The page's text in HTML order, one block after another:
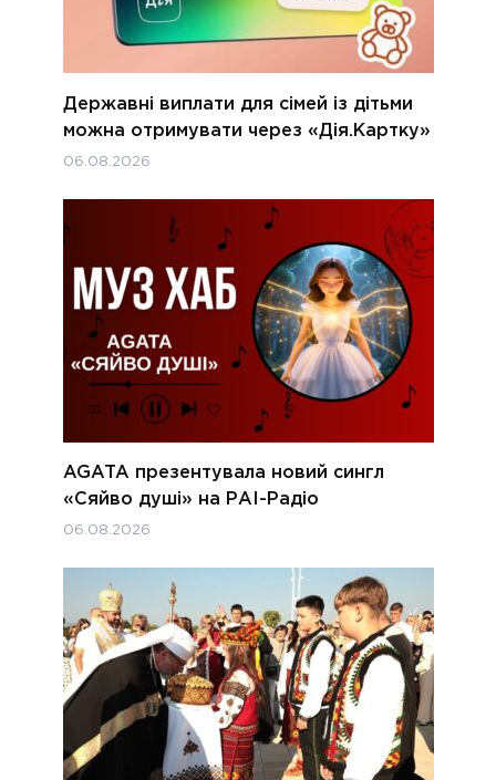
Державні виплати для сімей із дітьми
можна отримувати через «Дія.Картку»
06.08.2026
AGATA презентувала новий сингл
«Сяйво душі» на РАІ-Радіо
06.08.2026